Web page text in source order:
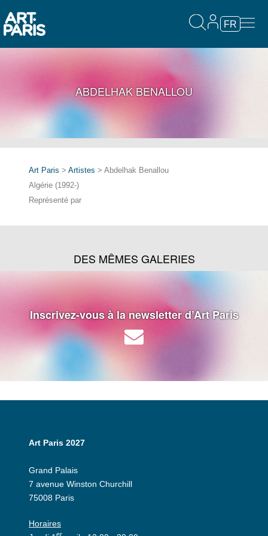
FR
ABDELHAK BENALLOU
Art Paris > Artistes > Abdelhak Benallou
Algérie (1992-)
Représenté par
DES MÊMES GALERIES
Inscrivez-vous à la newsletter d’Art Paris
Art Paris 2027
Grand Palais
7 avenue Winston Churchill
75008 Paris
Horaires
er